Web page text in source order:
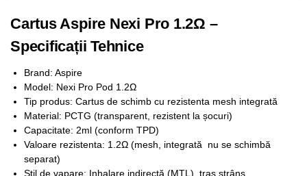
Cartus Aspire Nexi Pro 1.2Ω –
Specificații Tehnice
Brand: Aspire
Model: Nexi Pro Pod 1.2Ω
Tip produs: Cartus de schimb cu rezistenta mesh integrată
Material: PCTG (transparent, rezistent la șocuri)
Capacitate: 2ml (conform TPD)
Valoare rezistenta: 1.2Ω (mesh, integrată nu se schimbă
separat)
Stil de vapare: Inhalare indirectă (MTL) tras strâns